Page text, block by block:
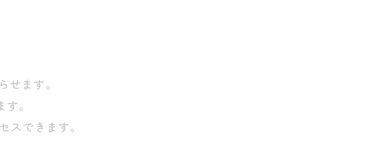
ます。
。
できます。